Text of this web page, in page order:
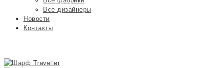
Все дизайнеры
Новости
Контакты